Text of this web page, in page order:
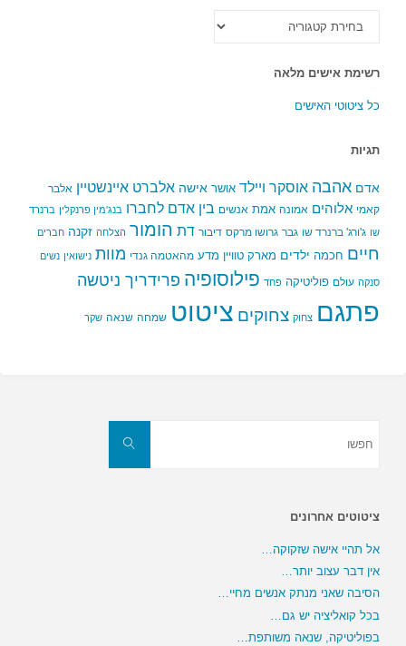
הקטגוריות
רשימת אישים מלאה
כל ציטוטי האישים
תגיות
אדם אהבה אוסקר ויילד אושר אישה אלברט איינשטיין אלבר
קאמי אלוהים אמונה אמת אנשים בין אדם לחברו בנג'מין פרנקלין ברנרד
שו ג'ורג' ברנרד שו גבר גרושו מרקס דיבור דת הומור הצלחה זקנה חברים
חיים חכמה ילדים מארק טוויין מדע מהאטמה גנדי מוות נישואין נשים
סנקה עולם פוליטיקה פחד פילוסופיה פרידריך ניטשה
פתגם צחוק צחוקים ציטוט שמחה שנאה שקר
חפשו
ציטוטים אחרונים
אל תהיי אישה שזקוקה…
אין דבר עצוב יותר…
הסיבה שאני מנתק אנשים מחיי…
בכל קואליציה יש גם…
בפוליטיקה, שנאה משותפת…